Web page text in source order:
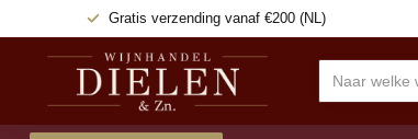
Gratis verzending vanaf €200 (NL)